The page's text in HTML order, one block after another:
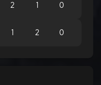
2 1 0
1 2 0